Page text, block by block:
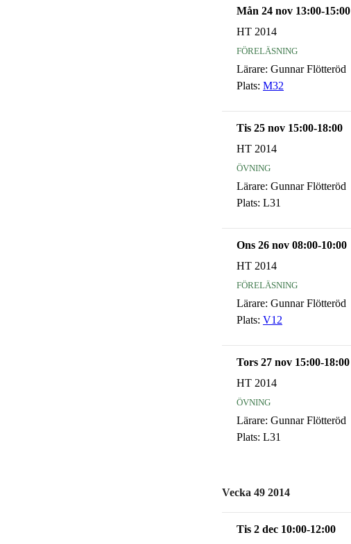
Mån 24 nov 13:00-15:00
HT 2014
föreläsning
Lärare: Gunnar Flötteröd
Plats: M32
Tis 25 nov 15:00-18:00
HT 2014
övning
Lärare: Gunnar Flötteröd
Plats: L31
Ons 26 nov 08:00-10:00
HT 2014
föreläsning
Lärare: Gunnar Flötteröd
Plats: V12
Tors 27 nov 15:00-18:00
HT 2014
övning
Lärare: Gunnar Flötteröd
Plats: L31
Vecka 49 2014
Tis 2 dec 10:00-12:00